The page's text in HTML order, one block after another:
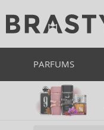
PARFUMS